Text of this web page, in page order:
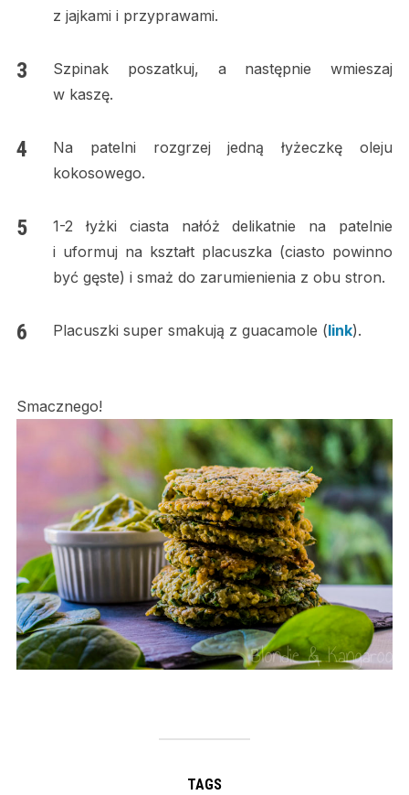
z jajkami i przyprawami.
Szpinak poszatkuj, a następnie wmieszaj
w kaszę.
Na patelni rozgrzej jedną łyżeczkę oleju
kokosowego.
1-2 łyżki ciasta nałóż delikatnie na patelnie
i uformuj na kształt placuszka (ciasto powinno
być gęste) i smaż do zarumienienia z obu stron.
Placuszki super smakują z guacamole (link).
Smacznego!
TAGS